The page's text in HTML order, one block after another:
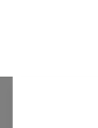
Desde